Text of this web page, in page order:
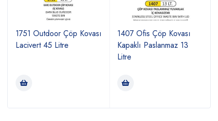
1751 Outdoor Çöp Kovası
Lacivert 45 Litre
1407 Ofis Çöp Kovası
Kapaklı Paslanmaz 13
Litre